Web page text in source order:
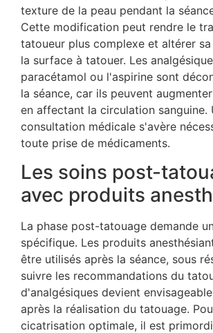
texture de la peau pendant la
Cette modification peut rendre le
tatoueur plus complexe et altérer
la surface à tatouer. Les
paracétamol ou l'aspirine sont
la séance, car ils peuvent
en affectant la circulation sanguine.
consultation médicale s'avère
toute prise de médicaments.
Les soins post-
avec produits
La phase post-tatouage demande
spécifique. Les produits
être utilisés après la séance, sous
suivre les recommandations du
d'analgésiques devient
après la réalisation du tatouage.
cicatrisation optimale, il est